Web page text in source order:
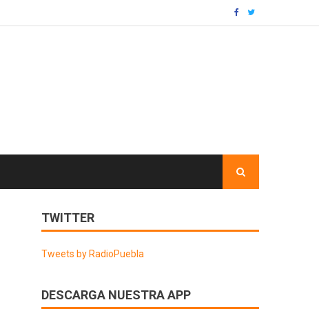
TWITTER
Tweets by RadioPuebla
DESCARGA NUESTRA APP